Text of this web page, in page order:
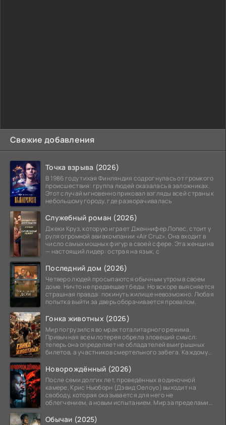
Свежие добавления
Точка взрыва (2026)
В 1986 году тихая Финляндия содрогнулась от громкого
происшествия: группа людей оказалась в заложниках.
Этот случай мгновенно приковал взгляды всей страны к
небольшому городу, где разворачивалась
Служебный роман (2026)
Джеки Круз, которую играет Дженнифер Лопес, стоит у
руля огромной авиакомпании «Air Cruz». Она входит в
число самых мощных фигур в своей сфере. Эта женщина
— настоящий лидер: острая на язык, с
Последний дом (2026)
Четверо людей просыпаются обычным утром в своем
доме. Ничто не предвещает беды. Но вскоре выясняется
страшная правда: покинуть жилище невозможно. Любая
попытка выйти за дверь оборачивается провалом.
Гонка животных (2026)
Мир погрузился во мрак тоталитарного режима.
Привычная всем лотерея обрела зловещий смысл:
теперь она определяет не обладателей выигрышных
билетов, а участников смертельного забега. Каждому
Новорождённый (2026)
После семи долгих лет, проведённых в одиночной
камере, Крис Ньюборн (Дэвид Оелоуо) выходит на
свободу, которая оказывается для него не
облегчением, а новым испытанием. Мир за пределами
Обычаи (2025)